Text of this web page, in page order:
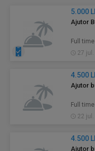
5.000
Ajutor
27 jul.
4.500
Ajutor
22 jul.
4.500
Ajutor